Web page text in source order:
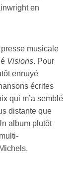
en
musicale
Visions. Pour
ennuyé
écrites
qui m’a semblé
distante que
album plutôt